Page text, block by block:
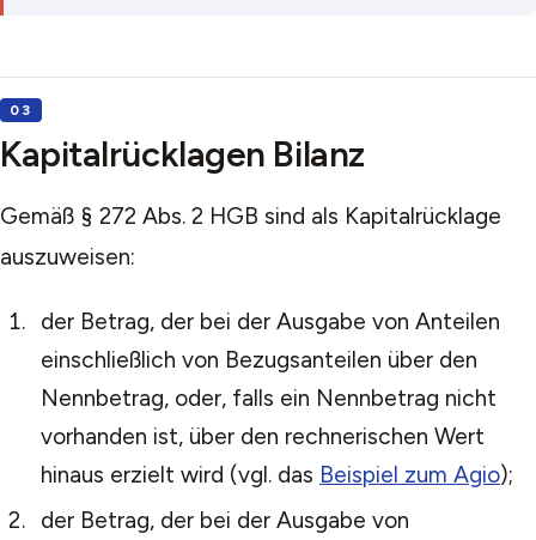
Kapitalrücklagen Bilanz
Gemäß § 272 Abs. 2 HGB sind als Kapitalrücklage
auszuweisen:
der Betrag, der bei der Ausgabe von Anteilen
einschließlich von Bezugsanteilen über den
Nennbetrag, oder, falls ein Nennbetrag nicht
vorhanden ist, über den rechnerischen Wert
hinaus erzielt wird (vgl. das Beispiel zum Agio);
der Betrag, der bei der Ausgabe von